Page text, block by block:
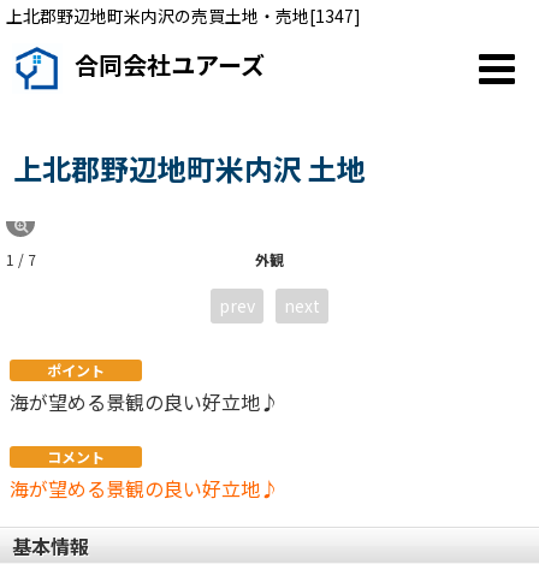
上北郡野辺地町米内沢の売買土地・売地[1347]
合同会社ユアーズ
上北郡野辺地町米内沢 土地
外観
1 / 7
prev next
ポイント
海が望める景観の良い好立地♪
コメント
海が望める景観の良い好立地♪
基本情報